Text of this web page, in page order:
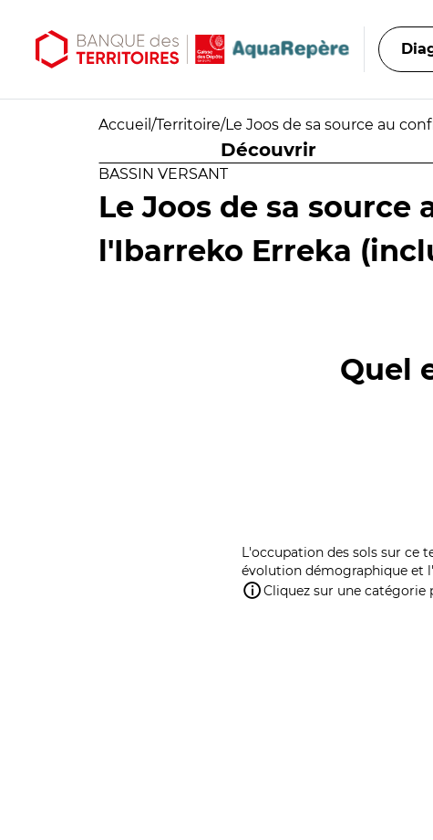
Accueil /Territoire/Le Joos de sa source au
Découvrir
BASSIN VERSANT
Le Joos de sa source
l'Ibarreko Erreka
Quel
L'occupation des sols sur ce
évolution démographique et
Cliquez sur une